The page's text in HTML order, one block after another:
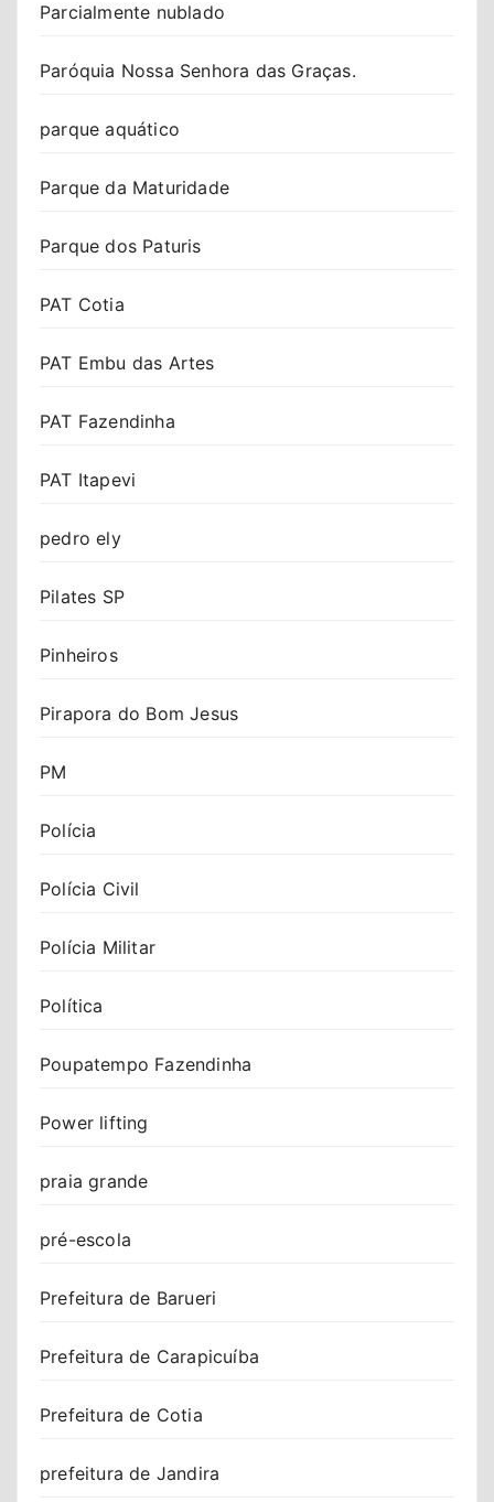
Parcialmente nublado
Paróquia Nossa Senhora das Graças.
parque aquático
Parque da Maturidade
Parque dos Paturis
PAT Cotia
PAT Embu das Artes
PAT Fazendinha
PAT Itapevi
pedro ely
Pilates SP
Pinheiros
Pirapora do Bom Jesus
PM
Polícia
Polícia Civil
Polícia Militar
Política
Poupatempo Fazendinha
Power lifting
praia grande
pré-escola
Prefeitura de Barueri
Prefeitura de Carapicuíba
Prefeitura de Cotia
prefeitura de Jandira